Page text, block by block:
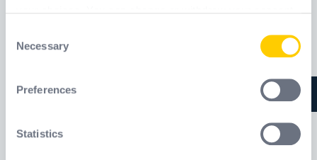
the Privacy trigger icon.
meters
Identify your device by actively scanning it for
Selection
Necessary
Preferences
Statistics